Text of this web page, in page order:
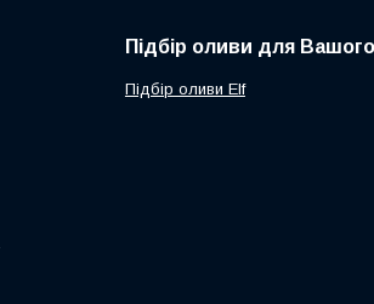
Підбір оливи для
Підбір оливи Elf